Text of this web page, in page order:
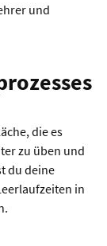
und
die es
zu üben und
du deine
in